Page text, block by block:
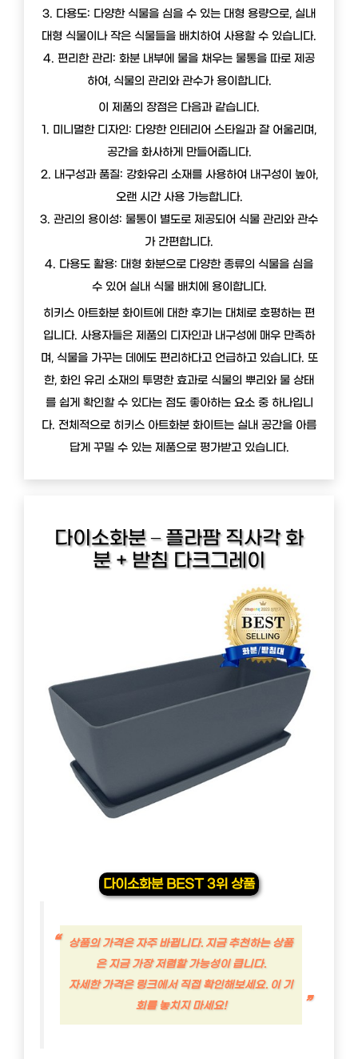
3. 다용도: 다양한 식물을 심을 수 있는 대형 용량으로, 실내
대형 식물이나 작은 식물들을 배치하여 사용할 수 있습니다.
4. 편리한 관리: 화분 내부에 물을 채우는 물통을 따로 제공
하여, 식물의 관리와 관수가 용이합니다.
이 제품의 장점은 다음과 같습니다.
1. 미니멀한 디자인: 다양한 인테리어 스타일과 잘 어울리며,
공간을 화사하게 만들어줍니다.
2. 내구성과 품질: 강화유리 소재를 사용하여 내구성이 높아,
오랜 시간 사용 가능합니다.
3. 관리의 용이성: 물통이 별도로 제공되어 식물 관리와 관수
가 간편합니다.
4. 다용도 활용: 대형 화분으로 다양한 종류의 식물을 심을
수 있어 실내 식물 배치에 용이합니다.
히키스 아트화분 화이트에 대한 후기는 대체로 호평하는 편
입니다. 사용자들은 제품의 디자인과 내구성에 매우 만족하
며, 식물을 가꾸는 데에도 편리하다고 언급하고 있습니다. 또
한, 화인 유리 소재의 투명한 효과로 식물의 뿌리와 물 상태
를 쉽게 확인할 수 있다는 점도 좋아하는 요소 중 하나입니
다. 전체적으로 히키스 아트화분 화이트는 실내 공간을 아름
답게 꾸밀 수 있는 제품으로 평가받고 있습니다.
다이소화분 – 플라팜 직사각 화
분 + 받침 다크그레이
다이소화분 BEST 3위 상품
상품의 가격은 자주 바뀝니다. 지금 추천하는 상품
은 지금 가장 저렴할 가능성이 큽니다.
자세한 가격은 링크에서 직접 확인해보세요. 이 기
회를 놓치지 마세요!